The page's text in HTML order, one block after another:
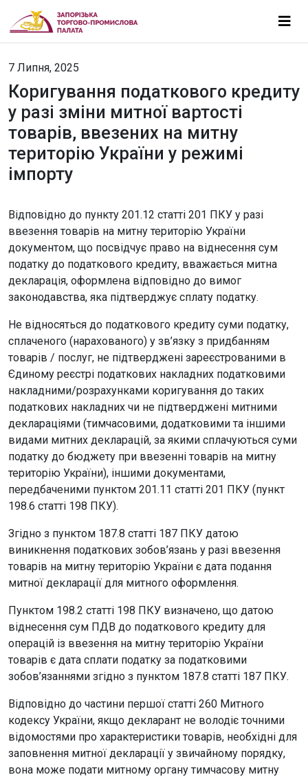
7 Липня, 2025
Коригування податкового кредиту
у разі зміни митної вартості
товарів, ввезених на митну
територію України у режимі
імпорту
Відповідно до пункту 201.12 статті 201 ПКУ у разі
ввезення товарів на митну територію України
документом, що посвідчує право на віднесення сум
податку до податкового кредиту, вважається митна
декларація, оформлена відповідно до вимог
законодавства, яка підтверджує сплату податку.
Не відносяться до податкового кредиту суми податку,
сплаченого (нарахованого) у зв’язку з придбанням
товарів / послуг, не підтверджені зареєстрованими в
Єдиному реєстрі податкових накладних податковими
накладними/розрахунками коригування до таких
податкових накладних чи не підтверджені митними
деклараціями (тимчасовими, додатковими та іншими
видами митних декларацій, за якими сплачуються суми
податку до бюджету при ввезенні товарів на митну
територію України), іншими документами,
передбаченими пунктом 201.11 статті 201 ПКУ (пункт
198.6 статті 198 ПКУ).
Згідно з пунктом 187.8 статті 187 ПКУ датою
виникнення податкових зобов’язань у разі ввезення
товарів на митну територію України є дата подання
митної декларації для митного оформлення.
Пунктом 198.2 статті 198 ПКУ визначено, що датою
віднесення сум ПДВ до податкового кредиту для
операцій із ввезення на митну територію України
товарів є дата сплати податку за податковими
зобов’язаннями згідно з пунктом 187.8 статті 187 ПКУ.
Відповідно до частини першої статті 260 Митного
кодексу України, якщо декларант не володіє точними
відомостями про характеристики товарів, необхідні для
заповнення митної декларації у звичайному порядку,
вона може подати митному органу тимчасову митну